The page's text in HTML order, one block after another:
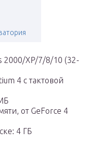
2000/XP/7/8/10 (32-
4 с тактовой
от GeForce 4
4 ГБ